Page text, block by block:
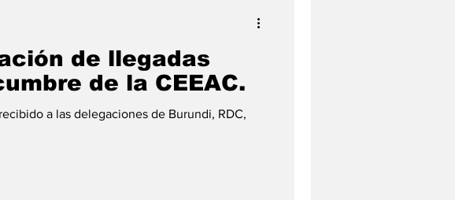
de llegadas
de la CEEAC.
a las delegaciones de Burundi, RDC,